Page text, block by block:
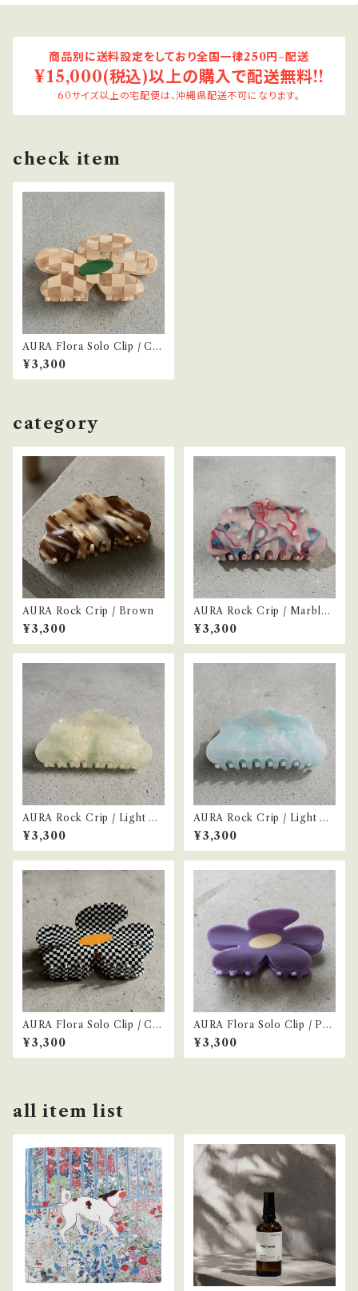
商品別に送料設定をしており全国一律250円~配送
¥15,000(税込)以上の購入で配送無料!!
60サイズ以上の宅配便は、沖縄県配送不可になります。
check item
AURA Flora Solo Clip / Cle
ar Beige Checker
¥3,300
category
AURA Rock Crip / Brown
¥3,300
AURA Rock Crip / Marble
Pink
¥3,300
AURA Rock Crip / Light Gr
een
¥3,300
AURA Rock Crip / Light Bl
ue
¥3,300
AURA Flora Solo Clip / Ch
ecker
¥3,300
AURA Flora Solo Clip / Pur
ple
¥3,300
all item list